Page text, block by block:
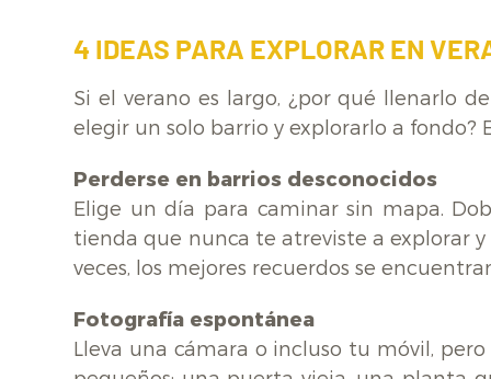
4 IDEAS PARA EXPLORAR EN
Si el verano es largo, ¿por qué llenarlo
elegir un solo barrio y explorarlo a fondo?
Perderse en barrios desconocidos
Elige un día para caminar sin mapa.
tienda que nunca te atreviste a explorar
veces, los mejores recuerdos se
Fotografía espontánea
Lleva una cámara o incluso tu móvil,